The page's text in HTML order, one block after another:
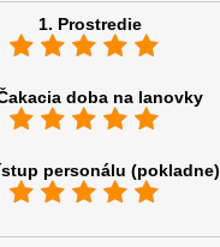
1. Prostredie
doba na lanovky
personálu (pokladne)